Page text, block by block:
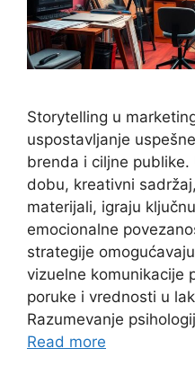
Storytelling u
uspostavljanje
brenda i ciljne
dobu, kreativni
materijali, igraju
emocionalne
strategije
vizuelne komunikacije
poruke i vrednosti u
Razumevanje
Read more